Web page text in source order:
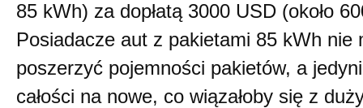
85 kWh) za dopłatą 3000 USD (około
Posiadacze aut z pakietami 85 kWh nie
poszerzyć pojemności pakietów, a
całości na nowe, co wiązałoby się z